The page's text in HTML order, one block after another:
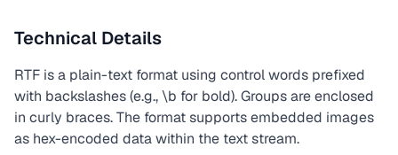
Technical Details
RTF is a plain-text format using control words prefixed
with backslashes (e.g., \b for bold). Groups are enclosed
in curly braces. The format supports embedded images
as hex-encoded data within the text stream.